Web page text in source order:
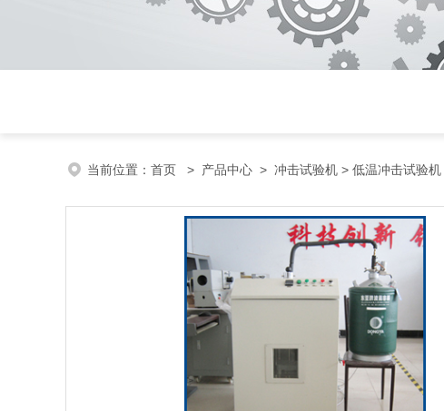
当前位置： 首页 > 产品中心 > 冲击试验机 > 低温冲击试验机